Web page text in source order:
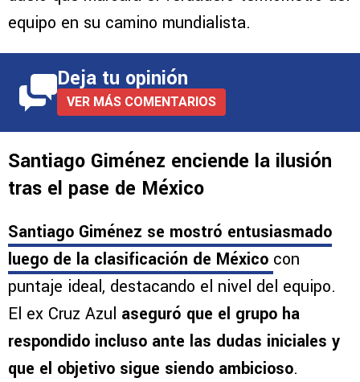
equipo en su camino mundialista.
Deja tu opinión
VER MÁS COMENTARIOS
Santiago Giménez enciende la ilusión
tras el pase de México
Santiago Giménez se mostró entusiasmado
luego de la clasificación de México con
puntaje ideal, destacando el nivel del equipo.
El ex Cruz Azul aseguró que el grupo ha
respondido incluso ante las dudas iniciales y
que el objetivo sigue siendo ambicioso.